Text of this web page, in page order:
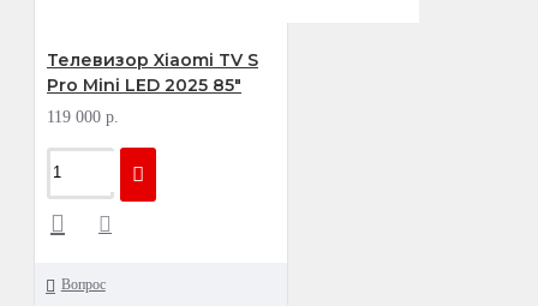
Телевизор Xiaomi TV S
Pro Mini LED 2025 85"
119 000 р.
Вопрос